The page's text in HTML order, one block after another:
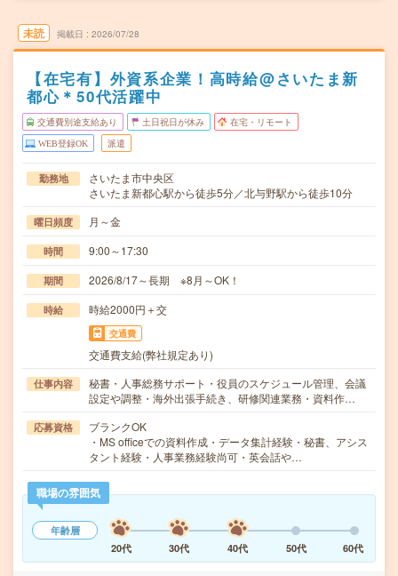
未読 掲載日 2026/07/28
【在宅有】外資系企業！高時給@さいたま新
都心＊50代活躍中
交通費別途支給あり 土日祝日が休み 在宅・リモート
WEB登録OK 派遣
勤務地
さいたま市中央区
さいたま新都心駅から徒歩5分／北与野駅から徒歩10分
曜日頻度 月～金
時間 9:00～17:30
期間 2026/8/17～長期 ※8月～OK！
時給 時給2000円＋交
交通費
交通費支給(弊社規定あり)
仕事内容
秘書・人事総務サポート・役員のスケジュール管理、会議
設定や調整・海外出張手続き、研修関連業務・資料作…
応募資格
ブランクOK
・MS officeでの資料作成・データ集計経験・秘書、アシス
タント経験・人事業務経験尚可・英会話や…
職場の雰囲気
年齢層
20代
30代 40代 50代 60代